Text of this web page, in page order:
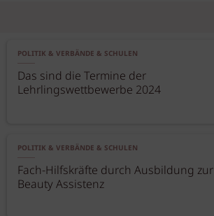
POLITIK & VERBÄNDE & SCHULEN
Das sind die Termine der
Lehrlingswettbewerbe 2024
POLITIK & VERBÄNDE & SCHULEN
Fach-Hilfskräfte durch Ausbildung zur
Beauty Assistenz